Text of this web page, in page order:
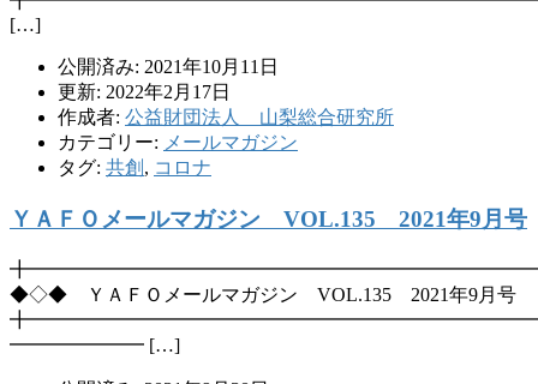
[…]
公開済み: 2021年10月11日
更新: 2022年2月17日
作成者: 公益財団法人 山梨総合研究所
カテゴリー: メールマガジン
タグ: 共創 , コロナ
ＹＡＦＯメールマガジン VOL.135 2021年9月号
◆◇◆ ＹＡＦＯメールマガジン VOL.135 2021年9月号
━━━━━━━ […]